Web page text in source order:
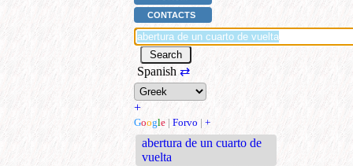
CONTACTS
Spanish ⇄
+
Google | Forvo | +
abertura de un cuarto de
vuelta